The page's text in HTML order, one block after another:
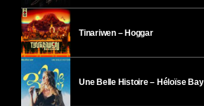
Tinariwen – Hoggar
Une Belle Histoire – Héloïse Bay